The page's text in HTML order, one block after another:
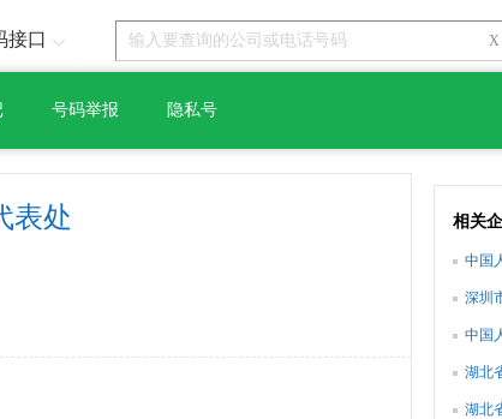
接口 X
号码举报 隐私号
表处 相关
中国
深圳
中国
湖北
湖北